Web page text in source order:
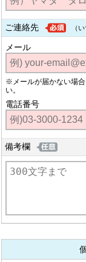
ご連絡先 （
メール
※メールが届かない場
い。
電話番号
備考欄